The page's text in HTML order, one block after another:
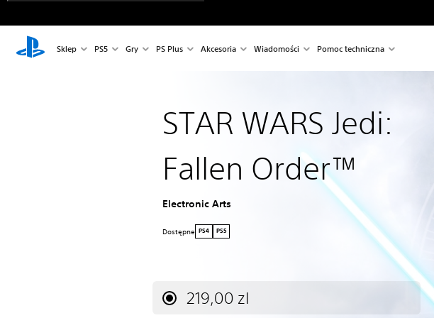
Sklep PS5 Gry PS Plus Akcesoria Wiadomości Pomoc techniczna
STAR WARS Jedi:
Fallen Order™
Electronic Arts
Dostępne PS4 PS5
219,00 zl